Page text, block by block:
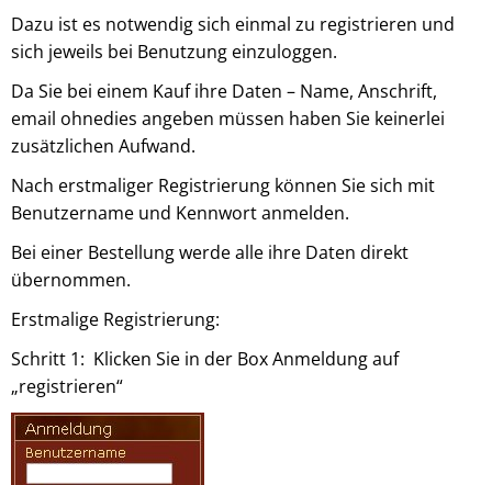
Dazu ist es notwendig sich einmal zu registrieren und
sich jeweils bei Benutzung einzuloggen.
Da Sie bei einem Kauf ihre Daten – Name, Anschrift,
email ohnedies angeben müssen haben Sie keinerlei
zusätzlichen Aufwand.
Nach erstmaliger Registrierung können Sie sich mit
Benutzername und Kennwort anmelden.
Bei einer Bestellung werde alle ihre Daten direkt
übernommen.
Erstmalige Registrierung:
Schritt 1: Klicken Sie in der Box Anmeldung auf
„registrieren“